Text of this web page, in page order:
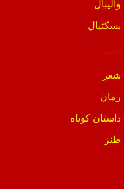
والیبال
بسکتبال
ادبی
شعر
رمان
داستان کوتاه
طنز